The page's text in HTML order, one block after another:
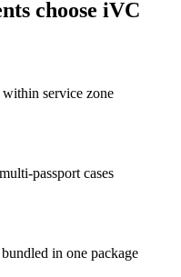
choose iVC
service zone
passport cases
in one package